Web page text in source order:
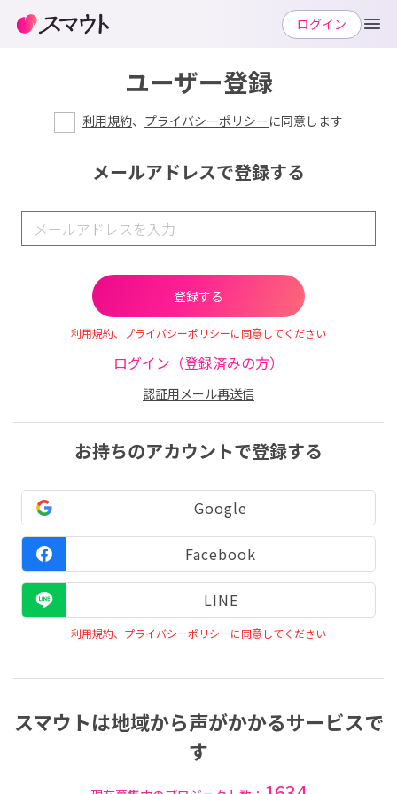
ユーザー登録
利用規約、 プライバシーポリシーに同意します
メールアドレスで登録する
利用規約、プライバシーポリシーに同意してください
ログイン（登録済みの方）
認証用メール再送信
お持ちのアカウントで登録する
Google
Facebook
LINE
利用規約、プライバシーポリシーに同意してください
スマウトは地域から声がかかるサービスで
す
ログイン